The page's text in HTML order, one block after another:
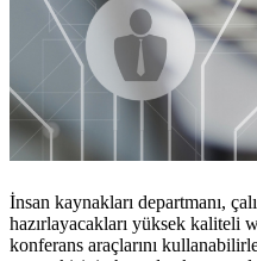
İnsan kaynakları departmanı,
hazırlayacakları yüksek kaliteli
konferans araçlarını